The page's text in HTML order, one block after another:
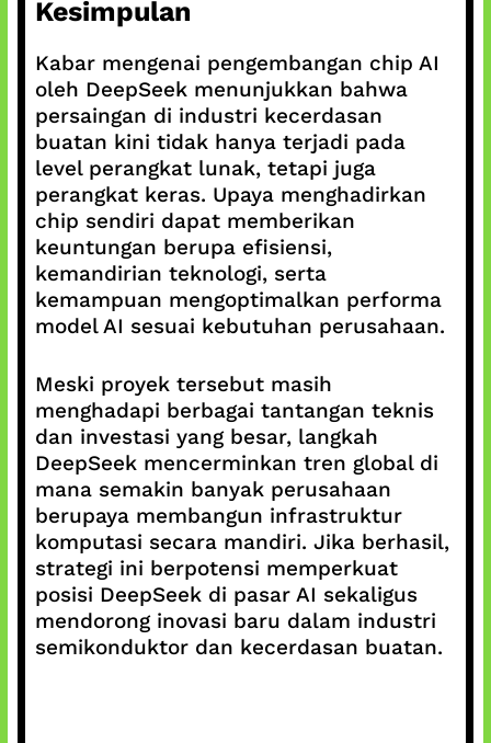
Kesimpulan
Kabar mengenai pengembangan chip AI
oleh DeepSeek menunjukkan bahwa
persaingan di industri kecerdasan
buatan kini tidak hanya terjadi pada
level perangkat lunak, tetapi juga
perangkat keras. Upaya menghadirkan
chip sendiri dapat memberikan
keuntungan berupa efisiensi,
kemandirian teknologi, serta
kemampuan mengoptimalkan performa
model AI sesuai kebutuhan perusahaan.
Meski proyek tersebut masih
menghadapi berbagai tantangan teknis
dan investasi yang besar, langkah
DeepSeek mencerminkan tren global di
mana semakin banyak perusahaan
berupaya membangun infrastruktur
komputasi secara mandiri. Jika berhasil,
strategi ini berpotensi memperkuat
posisi DeepSeek di pasar AI sekaligus
mendorong inovasi baru dalam industri
semikonduktor dan kecerdasan buatan.